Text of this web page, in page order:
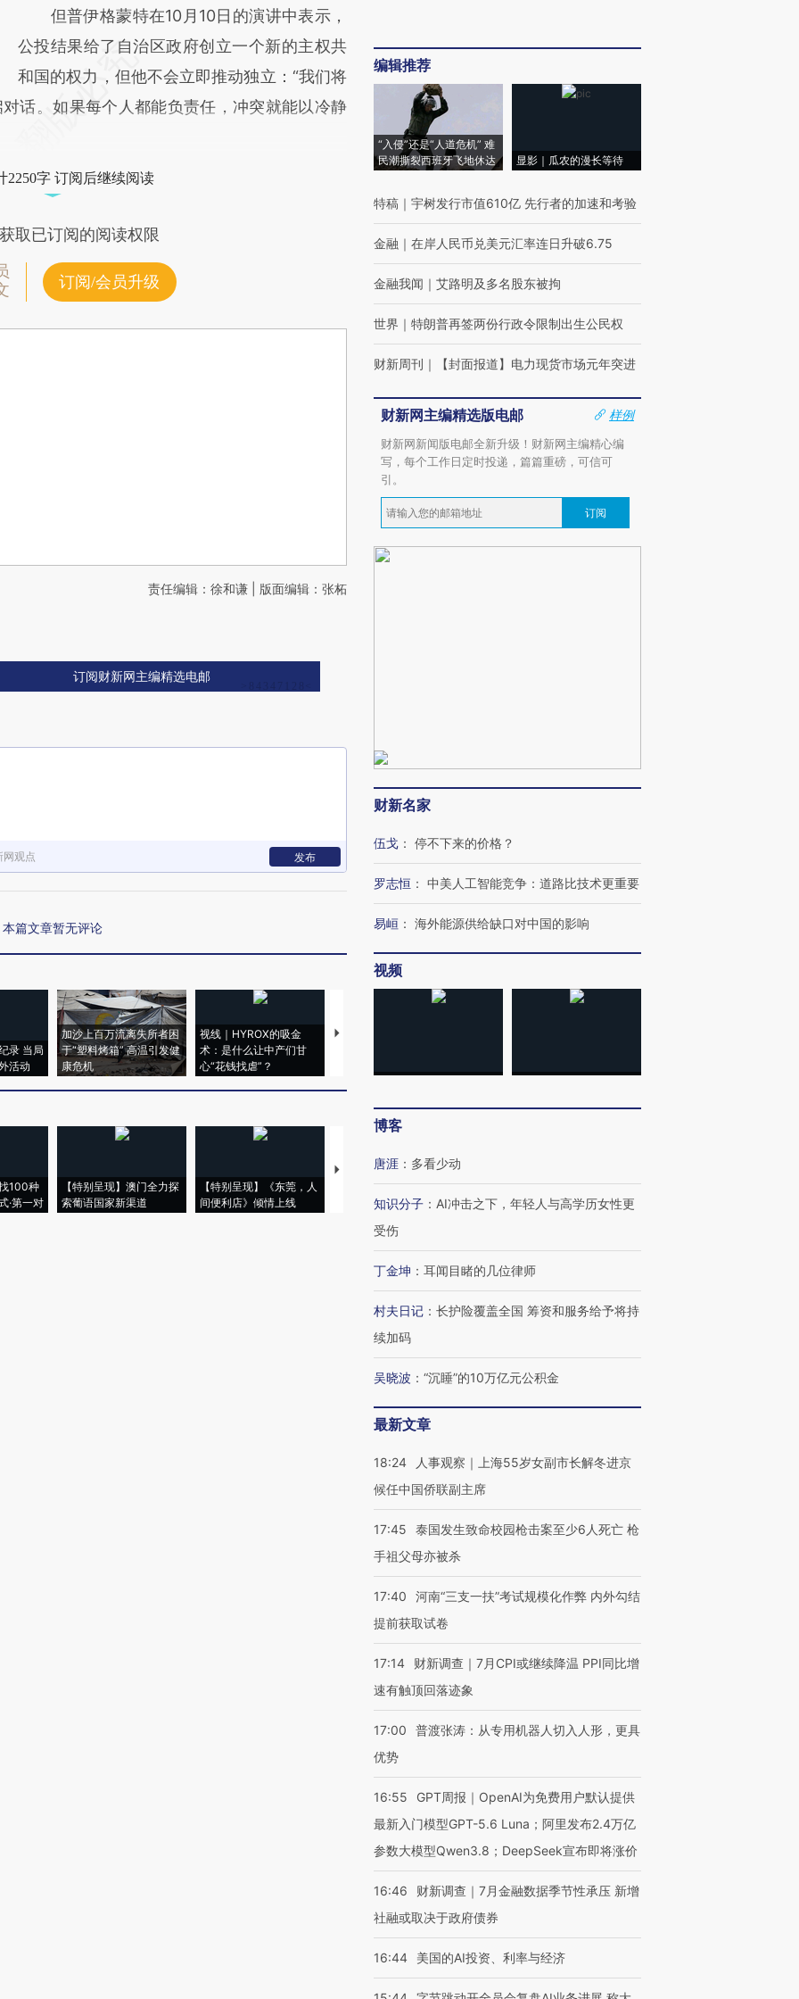
但普伊格蒙特在10月10日的演讲中表示，
公投结果给了自治区政府创立一个新的主权共
和国的权力，但他不会立即推动独立：“我们将
话。如果每个人都能负责任，冲突就能以冷静
2250字 订阅后继续阅读
取已订阅的阅读权限
订阅/会员升级
责任编辑：徐和谦 | 版面编辑：张柘
订阅财新网主编精选电邮
网观点 发布
本篇文章暂无评论
录 当局
活动
加沙上百万流离失所者困
于“塑料烤箱” 高温引发健
康危机
视线｜HYROX的吸金
术：是什么让中产们甘
心“花钱找虐”？
马航飞行员跨国走私7万
100种
·第一对
【特别呈现】澳门全力探
索葡语国家新渠道
【特别呈现】《东莞，人
间便利店》倾情上线
【推广】走进第四届链博
会，让数智科技“链”接产
【特别呈现】寻找100种
有意思的生活方式·第三对
CFO：不靠规模取胜，华
住三大增长引擎是什么？
编辑推荐
“入侵”还是“人道危机” 难
民潮撕裂西班牙飞地休达
显影｜瓜农的漫长等待
特稿 ｜ 宇树发行市值610亿 先行者的加速和考验
金融 ｜ 在岸人民币兑美元汇率连日升破6.75
金融我闻 ｜ 艾路明及多名股东被拘
世界 ｜ 特朗普再签两份行政令限制出生公民权
财新周刊 ｜ 【封面报道】电力现货市场元年突进
财新网主编精选版电邮
样例
财新网新闻版电邮全新升级！财新网主编精心编
写，每个工作日定时投递，篇篇重磅，可信可
引。
订阅
财新名家
伍戈 ： 停不下来的价格？
罗志恒 ： 中美人工智能竞争：道路比技术更重要
易峘 ： 海外能源供给缺口对中国的影响
视频
博客
唐涯 ： 多看少动
知识分子 ： AI冲击之下，年轻人与高学历女性更
受伤
丁金坤 ： 耳闻目睹的几位律师
村夫日记 ： 长护险覆盖全国 筹资和服务给予将持
续加码
吴晓波 ： “沉睡”的10万亿元公积金
最新文章
18:24
人事观察｜上海55岁女副市长解冬进京
候任中国侨联副主席
17:45
泰国发生致命校园枪击案至少6人死亡 枪
手祖父母亦被杀
17:40
河南“三支一扶”考试规模化作弊 内外勾结
提前获取试卷
17:14
财新调查｜7月CPI或继续降温 PPI同比增
速有触顶回落迹象
17:00
普渡张涛：从专用机器人切入人形，更具
优势
16:55
GPT周报｜OpenAI为免费用户默认提供
最新入门模型GPT-5.6 Luna；阿里发布2.4万亿
参数大模型Qwen3.8；DeepSeek宣布即将涨价
16:46
财新调查｜7月金融数据季节性承压 新增
社融或取决于政府债券
16:44 美国的AI投资、利率与经济